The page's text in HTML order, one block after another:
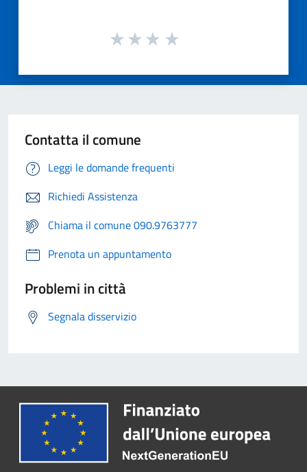
Contatta il comune
Leggi le domande frequenti
Richiedi Assistenza
Chiama il comune 090.9763777
Prenota un appuntamento
Problemi in città
Segnala disservizio